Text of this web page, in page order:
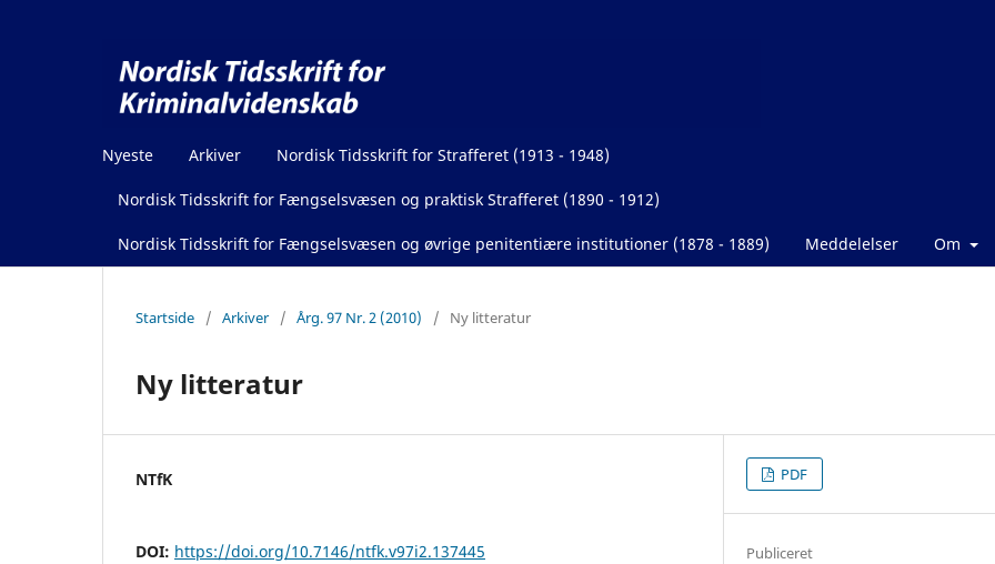
Nyeste Arkiver Nordisk Tidsskrift for Strafferet (1913 - 1948)
Nordisk Tidsskrift for Fængselsvæsen og praktisk Strafferet (1890 - 1912)
Nordisk Tidsskrift for Fængselsvæsen og øvrige penitentiære institutioner (1878 - 1889) Meddelelser Om
Startside / Arkiver / Årg. 97 Nr. 2 (2010) / Ny litteratur
Ny litteratur
NTfK
DOI: https://doi.org/10.7146/ntfk.v97i2.137445
PDF
Publiceret